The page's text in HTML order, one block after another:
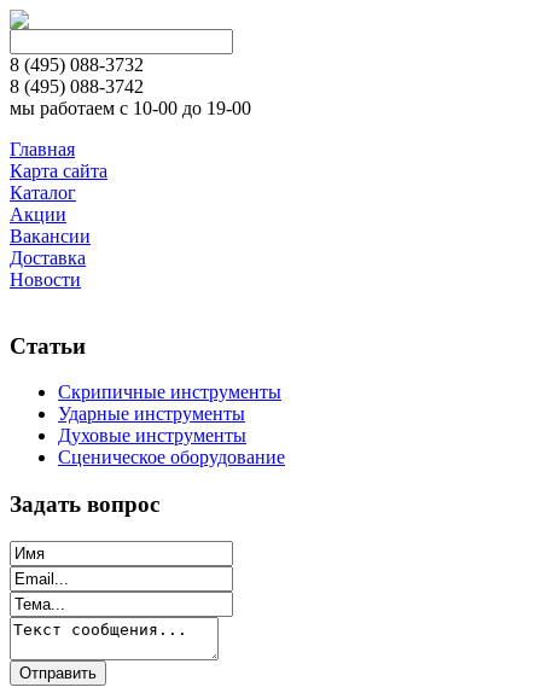
8 (495) 088-3732
8 (495) 088-3742
мы работаем с 10-00 до 19-00
Главная
Карта сайта
Каталог
Акции
Вакансии
Доставка
Новости
Статьи
Скрипичные инструменты
Ударные инструменты
Духовые инструменты
Сценическое оборудование
Задать вопрос